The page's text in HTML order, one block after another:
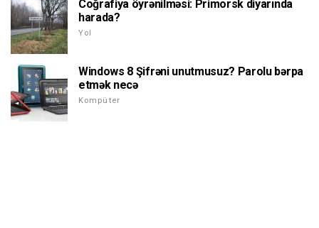
Coğrafiya öyrənilməsi: Primorsk diyarında
harada?
Yol
Windows 8 Şifrəni unutmusuz? Parolu bərpa
etmək necə
Kompüter